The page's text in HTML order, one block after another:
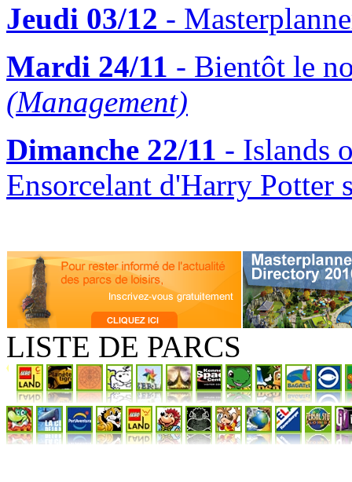
Jeudi 03/12 -
Mardi 24/11 - Bientôt le
(Management)
Dimanche 22/11 - Islands
Ensorcelant d'Harry Potter
LISTE DE PARCS